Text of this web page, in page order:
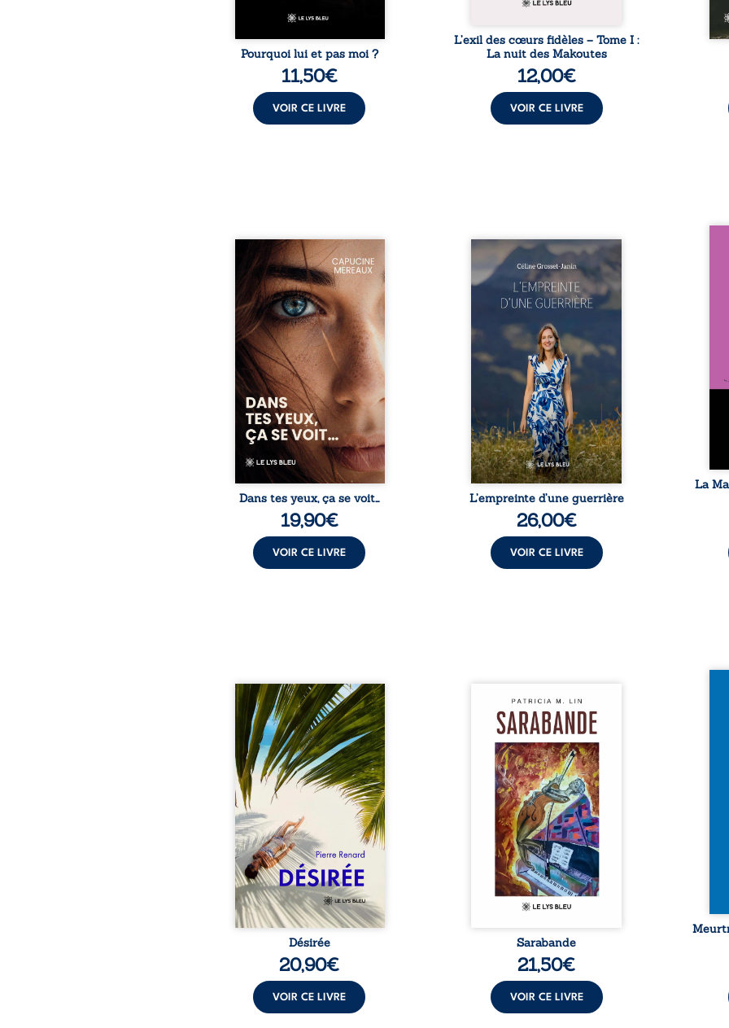
Pourquoi lui et pas moi ?
11,50€
VOIR CE LIVRE
L’exil des cœurs fidèles – Tome I :
La nuit des Makoutes
12,00€
VOIR CE LIVRE
À seize ans, Violette peine à
trouver sa place dans la
société. Entre timidité,
moqueries et peur du
jugement, elle avance avec le
sentiment d’être différente,
sans comprendre pleinement
ce qui l’habite. Sa rencontre
avec Louise bouleverse ses
certitudes et fait naître en elle
des émotions longtemps
refoulées. Des années plus
tard, alors qu’elle s’apprête à ...
Dans tes yeux, ça se voit…
19,90€
VOIR CE LIVRE
Que reste-t-il de l’enfance
lorsque la maladie impose ses
propres règles ? L’empreinte
d’une guerrière livre, sans
détour, le récit d’un quotidien
bouleversé par la maladie
chronique, l’errance médicale
et de longues hospitalisations.
L’auteure y raconte ce que les
dossiers médicaux taisent : la
peur, l’isolement, l’épuisement
et le sentiment de ne pas ...
L’empreinte d’une guerrière
26,00€
VOIR CE LIVRE
La
La
Au réveil, Pierre, jeune retraité,
découvre qu’il est devenu une
séduisante femme métissée de
trente ans. À peine a-t-il
commencé à apprivoiser ce
nouveau corps qu’Ange surgit
dans sa vie et fait vaciller
toutes ses certitudes. Entre
eux, l’attirance est immédiate,
brûlante jusqu’à ce qu’un
secret familial fasse planer
l’impensable : et s’ils étaient
demi-frère et ...
Désirée
20,90€
VOIR CE LIVRE
Aux chants crépitants de l’été,
Sous le silence ouaté de la
neige en hiver, Au cours de
nuits pâles, Dans la clarté
bienveillante de la lune, Rêves,
pensées, révoltes et espoirs…
Des mots s’assemblent, colorés,
rebelles aux règles de la
poésie, mais chantant en
rythme. Ils forment une
sarabande, passionnée souvent,
Sarabande
21,50€
VOIR CE LIVRE
Et
les